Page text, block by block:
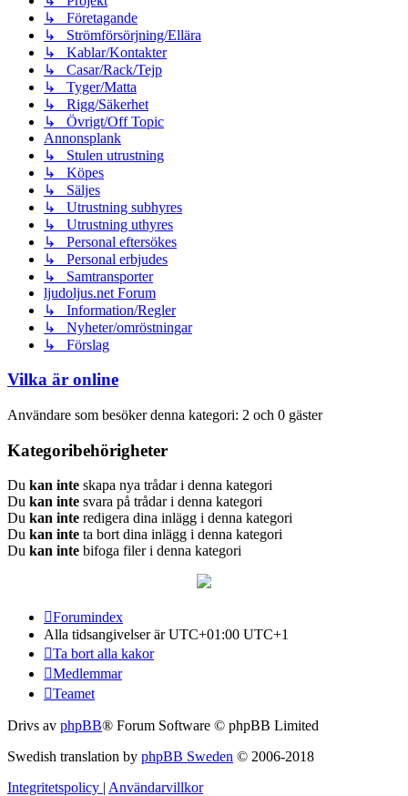
↳ Företagande
↳ Strömförsörjning/Ellära
↳ Kablar/Kontakter
↳ Casar/Rack/Tejp
↳ Tyger/Matta
↳ Rigg/Säkerhet
↳ Övrigt/Off Topic
Annonsplank
↳ Stulen utrustning
↳ Köpes
↳ Säljes
↳ Utrustning subhyres
↳ Utrustning uthyres
↳ Personal eftersökes
↳ Personal erbjudes
↳ Samtransporter
ljudoljus.net Forum
↳ Information/Regler
↳ Nyheter/omröstningar
↳ Förslag
Vilka är online
Användare som besöker denna kategori: 2 och 0 gäster
Kategoribehörigheter
Du kan inte skapa nya trådar i denna kategori
Du kan inte svara på trådar i denna kategori
Du kan inte redigera dina inlägg i denna kategori
Du kan inte ta bort dina inlägg i denna kategori
Du kan inte bifoga filer i denna kategori
Forumindex
Alla tidsangivelser är UTC+01:00 UTC+1
Ta bort alla kakor
Medlemmar
Teamet
Drivs av phpBB® Forum Software © phpBB Limited
Swedish translation by phpBB Sweden © 2006-2018
Integritetspolicy Användarvillkor